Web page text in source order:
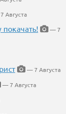
Августа
— 7
— 7 Августа
— 7 Августа